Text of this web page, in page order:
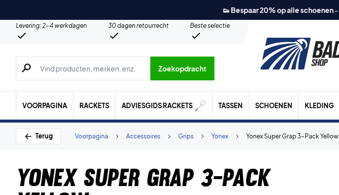
👟 Bespaar 20% op alle schoenen-
Levering: 2-4 werkdagen 30 dagen retourrecht
Beste selectie
Zoeken naar producten, merken etc.
Zoekopdracht
VOORPAGINA RACKETS ADVIESGIDS RACKETS TASSEN SCHOENEN KLEDING
Terug Yonex Super Grap 3-Pack Yellow
Yonex
Grips
Accessoires
Voorpagina
Yonex Super Grap 3-Pack